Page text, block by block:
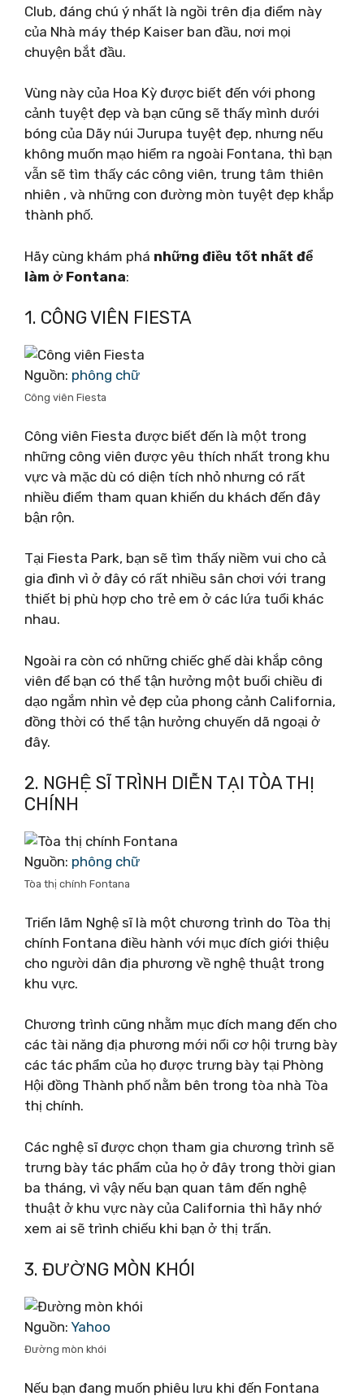
Club, đáng chú ý nhất là ngồi trên địa điểm này
của Nhà máy thép Kaiser ban đầu, nơi mọi
chuyện bắt đầu.
Vùng này của Hoa Kỳ được biết đến với phong
cảnh tuyệt đẹp và bạn cũng sẽ thấy mình dưới
bóng của Dãy núi Jurupa tuyệt đẹp, nhưng nếu
không muốn mạo hiểm ra ngoài Fontana, thì bạn
vẫn sẽ tìm thấy các công viên, trung tâm thiên
nhiên , và những con đường mòn tuyệt đẹp khắp
thành phố.
Hãy cùng khám phá những điều tốt nhất để
làm ở Fontana:
1. CÔNG VIÊN FIESTA
Nguồn: phông chữ
Công viên Fiesta
Công viên Fiesta được biết đến là một trong
những công viên được yêu thích nhất trong khu
vực và mặc dù có diện tích nhỏ nhưng có rất
nhiều điểm tham quan khiến du khách đến đây
bận rộn.
Tại Fiesta Park, bạn sẽ tìm thấy niềm vui cho cả
gia đình vì ở đây có rất nhiều sân chơi với trang
thiết bị phù hợp cho trẻ em ở các lứa tuổi khác
nhau.
Ngoài ra còn có những chiếc ghế dài khắp công
viên để bạn có thể tận hưởng một buổi chiều đi
dạo ngắm nhìn vẻ đẹp của phong cảnh California,
đồng thời có thể tận hưởng chuyến dã ngoại ở
đây.
2. NGHỆ SĨ TRÌNH DIỄN TẠI TÒA THỊ
CHÍNH
Nguồn: phông chữ
Tòa thị chính Fontana
Triển lãm Nghệ sĩ là một chương trình do Tòa thị
chính Fontana điều hành với mục đích giới thiệu
cho người dân địa phương về nghệ thuật trong
khu vực.
Chương trình cũng nhằm mục đích mang đến cho
các tài năng địa phương mới nổi cơ hội trưng bày
các tác phẩm của họ được trưng bày tại Phòng
Hội đồng Thành phố nằm bên trong tòa nhà Tòa
thị chính.
Các nghệ sĩ được chọn tham gia chương trình sẽ
trưng bày tác phẩm của họ ở đây trong thời gian
ba tháng, vì vậy nếu bạn quan tâm đến nghệ
thuật ở khu vực này của California thì hãy nhớ
xem ai sẽ trình chiếu khi bạn ở thị trấn.
3. ĐƯỜNG MÒN KHÓI
Nguồn: Yahoo
Đường mòn khói
Nếu bạn đang muốn phiêu lưu khi đến Fontana